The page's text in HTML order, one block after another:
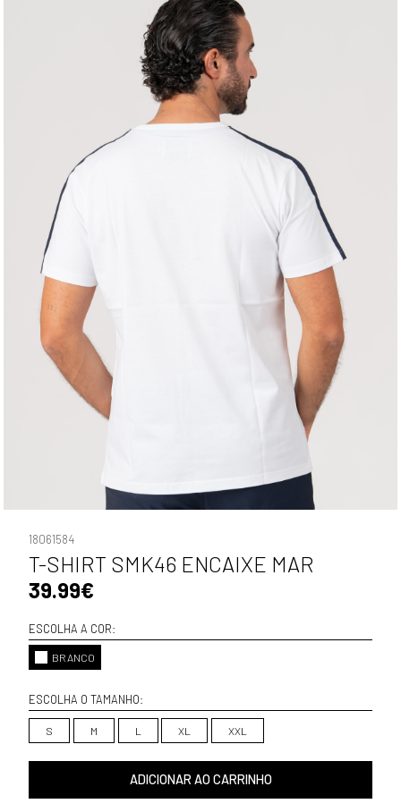
18061584
T-SHIRT SMK46 ENCAIXE MAR
39.99€
ESCOLHA A COR:
BRANCO
ESCOLHA O TAMANHO:
S M L XL XXL
ADICIONAR AO CARRINHO